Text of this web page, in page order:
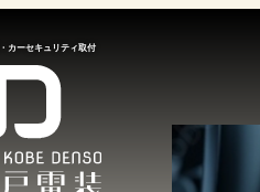
・ カーセキュリティ取付